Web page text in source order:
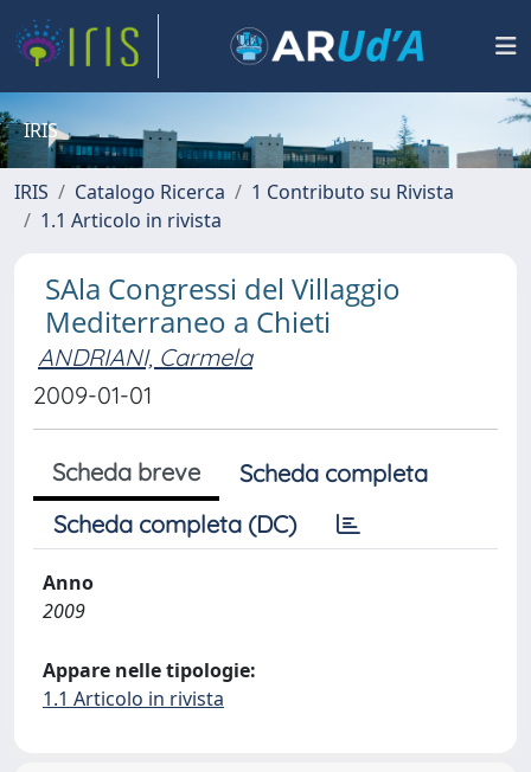
IRIS
IRIS Catalogo Ricerca
1 Contributo su Rivista
1.1 Articolo in rivista
SAla Congressi del Villaggio
Mediterraneo a Chieti
ANDRIANI, Carmela
2009-01-01
Scheda breve
Scheda completa
Scheda completa (DC)
Anno
2009
Appare nelle tipologie:
1.1 Articolo in rivista